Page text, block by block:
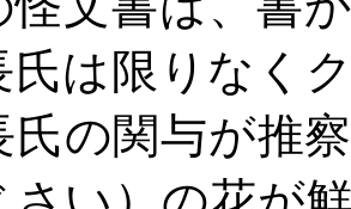
氏は限りなく
氏の関与が推